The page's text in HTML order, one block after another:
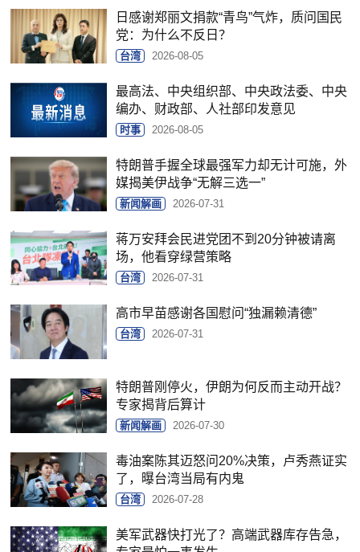
日感谢郑丽文捐款“青鸟”气炸，质问国民
党：为什么不反日？
台湾 2026-08-05
最高法、中央组织部、中央政法委、中央
编办、财政部、人社部印发意见
时事 2026-08-05
特朗普手握全球最强军力却无计可施，外
媒揭美伊战争“无解三选一”
新闻解画 2026-07-31
蒋万安拜会民进党团不到20分钟被请离
场，他看穿绿营策略
台湾 2026-07-31
高市早苗感谢各国慰问“独漏赖清德”
台湾 2026-07-31
特朗普刚停火，伊朗为何反而主动开战？
专家揭背后算计
新闻解画 2026-07-30
毒油案陈其迈怒问20%决策，卢秀燕证实
了，曝台湾当局有内鬼
台湾 2026-07-28
美军武器快打光了？高端武器库存告急，